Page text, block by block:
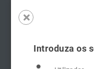
Introduza os
Famílias